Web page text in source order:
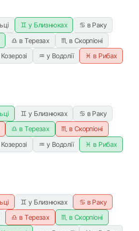
♊ у Близнюках
♋ в Раку
♎ в Терезах
♏ в Скорпіоні
♒ у Водолії ♓ в Рибах
♊ у Близнюках
♋ в Раку
♎ в Терезах
♏ в Скорпіоні
♒ у Водолії ♓ в Рибах
♊ у Близнюках
♋ в Раку
♎ в Терезах
♏ в Скорпіоні